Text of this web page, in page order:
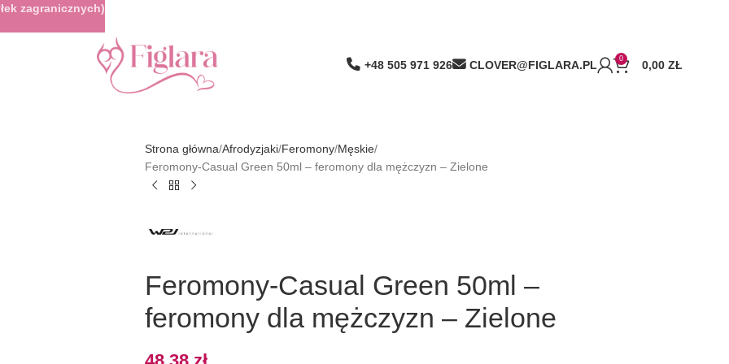
+48 505 971 926 CLOVER@FIGLARA.PL 0 0,00 ZŁ
Strona główna Afrodyzjaki Feromony Męskie
Feromony-Casual Green 50ml – feromony dla mężczyzn – Zielone
Feromony-Casual Green 50ml –
feromony dla mężczyzn – Zielone
zagranicznych)